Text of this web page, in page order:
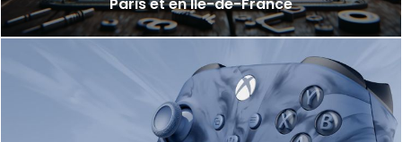
Paris et en Ile-de-France